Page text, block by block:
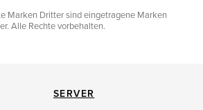
Marken Dritter sind eingetragene Marken
Alle Rechte vorbehalten.
SERVER